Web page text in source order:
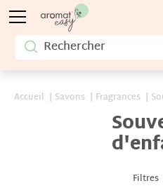
Accueil Savons Fragrances
Filtres